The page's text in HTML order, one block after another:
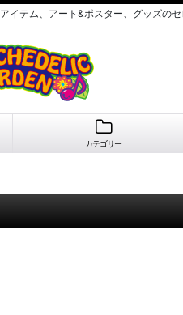
イテム、アート&ポスター、グッズのセ
カテゴリー